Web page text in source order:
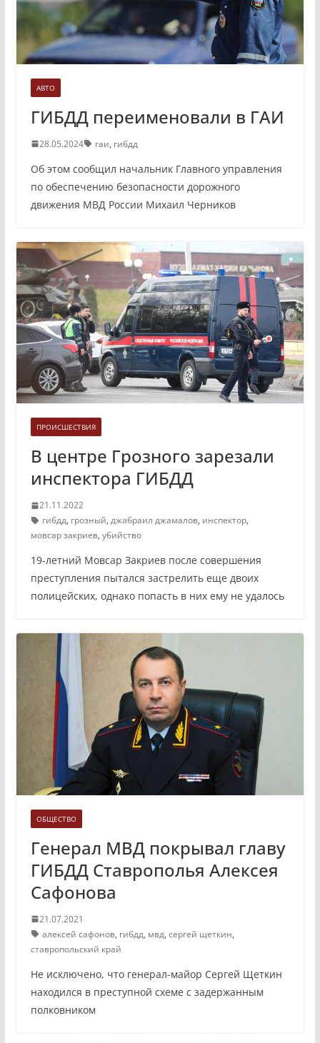
АВТО
ГИБДД переименовали в ГАИ
28.05.2024 гаи, гибдд
Об этом сообщил начальник Главного управления
по обеспечению безопасности дорожного
движения МВД России Михаил Черников
ПРОИСШЕСТВИЯ
В центре Грозного зарезали
инспектора ГИБДД
21.11.2022
гибдд, грозный, джабраил джамалов, инспектор,
мовсар закриев, убийство
19-летний Мовсар Закриев после совершения
преступления пытался застрелить еще двоих
полицейских, однако попасть в них ему не удалось
ОБЩЕСТВО
Генерал МВД покрывал главу
ГИБДД Ставрополья Алексея
Сафонова
21.07.2021
алексей сафонов, гибдд, мвд, сергей щеткин,
ставропольский край
Не исключено, что генерал-майор Сергей Щеткин
находился в преступной схеме с задержанным
полковником